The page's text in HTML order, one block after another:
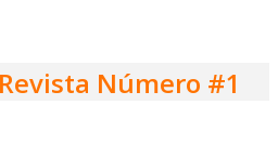
Número #1